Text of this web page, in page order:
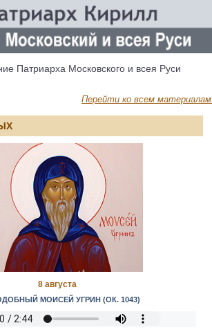
Патриарха Московского и всея Руси
Перейти ко всем
8 августа
МОИСЕЙ УГРИН (ОК. 1043)